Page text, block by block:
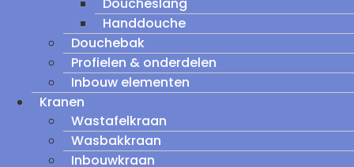
Handdouche
Douchebak
Profielen & onderdelen
Inbouw elementen
Kranen
Wastafelkraan
Wasbakkraan
Inbouwkraan